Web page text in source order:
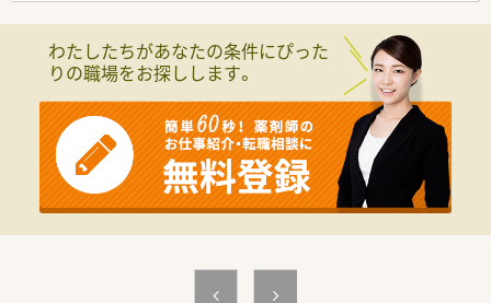
わたしたちがあなたの条件にぴった
りの職場をお探しします。